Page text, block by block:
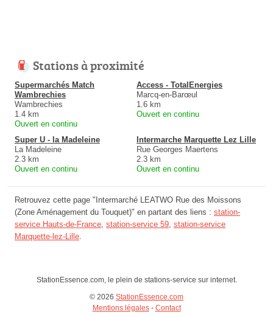
Stations à proximité
Supermarchés Match
Wambrechies
Wambrechies
1.4 km
Ouvert en continu
Access - TotalEnergies
Marcq-en-Barœul
1.6 km
Ouvert en continu
Super U - la Madeleine
La Madeleine
2.3 km
Ouvert en continu
Intermarche Marquette Lez Lille
Rue Georges Maertens
2.3 km
Ouvert en continu
Retrouvez cette page "Intermarché LEATWO Rue des Moissons
(Zone Aménagement du Touquet)" en partant des liens : station-
service Hauts-de-France station-service 59 station-service
Marquette-lez-Lille
StationEssence.com, le plein de stations-service sur internet.
© 2026 StationEssence.com
Mentions légales- Contact